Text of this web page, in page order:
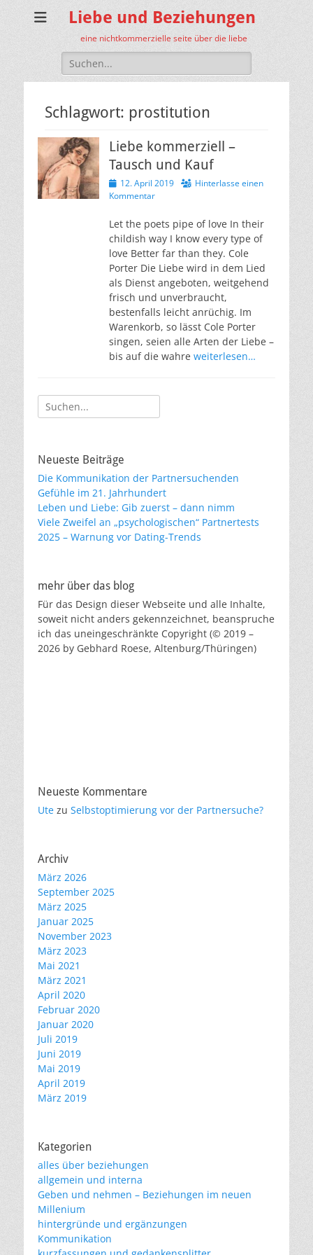
Liebe und Beziehungen
eine nichtkommerzielle seite über die liebe
Suche
nach:
Schlagwort: prostitution
Liebe kommerziell –
Tausch und Kauf
Veröffentlicht
am
12. April 2019
Hinterlasse einen
Kommentar
Let the poets pipe of love In their
childish way I know every type of
love Better far than they. Cole
Porter Die Liebe wird in dem Lied
als Dienst angeboten, weitgehend
frisch und unverbraucht,
bestenfalls leicht anrüchig. Im
Warenkorb, so lässt Cole Porter
singen, seien alle Arten der Liebe –
bis auf die wahre weiterlesen…
Suche
nach:
Neueste Beiträge
Die Kommunikation der Partnersuchenden
Gefühle im 21. Jahrhundert
Leben und Liebe: Gib zuerst – dann nimm
Viele Zweifel an „psychologischen“ Partnertests
2025 – Warnung vor Dating-Trends
mehr über das blog
Für das Design dieser Webseite und alle Inhalte,
soweit nicht anders gekennzeichnet, beanspruche
ich das uneingeschränkte Copyright (© 2019 –
2026 by Gebhard Roese, Altenburg/Thüringen)
Neueste Kommentare
Ute zu Selbstoptimierung vor der Partnersuche?
Archiv
März 2026
September 2025
März 2025
Januar 2025
November 2023
März 2023
Mai 2021
März 2021
April 2020
Februar 2020
Januar 2020
Juli 2019
Juni 2019
Mai 2019
April 2019
März 2019
Kategorien
alles über beziehungen
allgemein und interna
Geben und nehmen – Beziehungen im neuen
Millenium
hintergründe und ergänzungen
Kommunikation